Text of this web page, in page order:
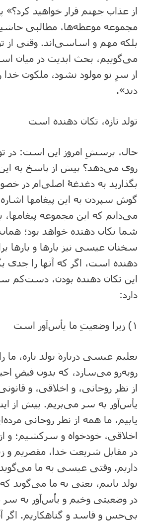
از عذاب جهنم فرار خواهید
مجموعه موعظه‌ها، مطالبی
بلکه مهم و اساسی‌اند. وقتی از
می‌گوییم، بحث ابدیت در میان
از سرِ نو مولود نشود، ملکوت خدا
دید».
تولد تازه، تکان دهنده است
حال، پرسشِ امروز این است: در
روی می‌دهد؟ پیش از پاسخ به
بگذارید به دغدغۀ اصلی‌ام در
گوش سپردن به این پیغامها
می‌دانم که این مجموعه پیغامها،
شما تکان دهنده خواهد بود؛
سخنان عیسی نیز بارها و بارها
دهنده است، اگر که آنها را جدی
این تکان دهنده بودن، دست‌کم
دارد:
۱) زیرا وضعیتِ ما یأس‌آور است
تعلیم عیسی دربارۀ تولد تازه، ما
رو‌به‌رو می‌سازد، که بدون فیضِ
از نظر روحانی، و اخلاقی، و
یأس‌آور به سر می‌بریم. پیش از
یابیم، ما همه از نظر روحانی
اخلاقی، خودخواه و سرکشیم؛ و
در مقابل شریعت خدا، مقصریم و
داریم. وقتی عیسی به ما می‌گوید
تولد یابیم، یعنی به ما می‌گوید
در وضعیتی وخیم و یأس‌آور به سر
بی‌حس و فاسد و گناهکاریم. اگر